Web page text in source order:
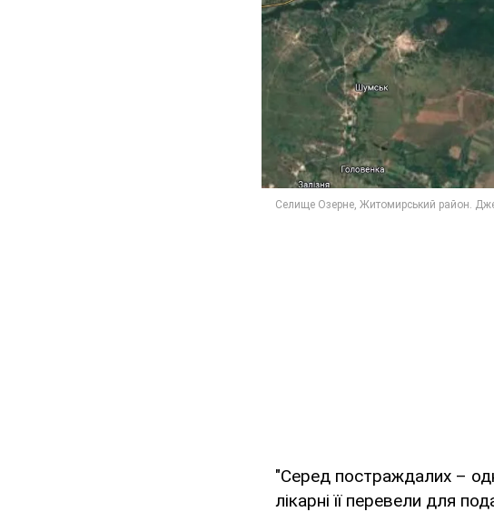
"Серед постраждалих –
лікарні її перевели для